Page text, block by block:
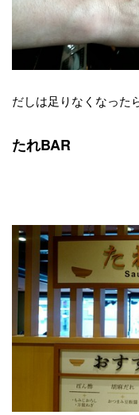
だしは足りなくなった
たれBAR